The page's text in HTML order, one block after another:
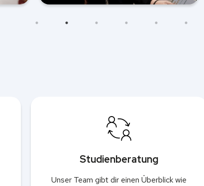
Studienberatung
Unser Team gibt dir einen Überblick wie